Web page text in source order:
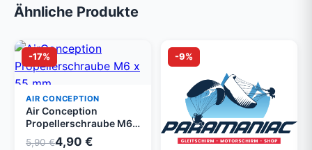
Ähnliche Produkte
-17%
AIR CONCEPTION
Air Conception
Propellerschraube M6 x
55 mm
5,90 €4,90 €
-9%